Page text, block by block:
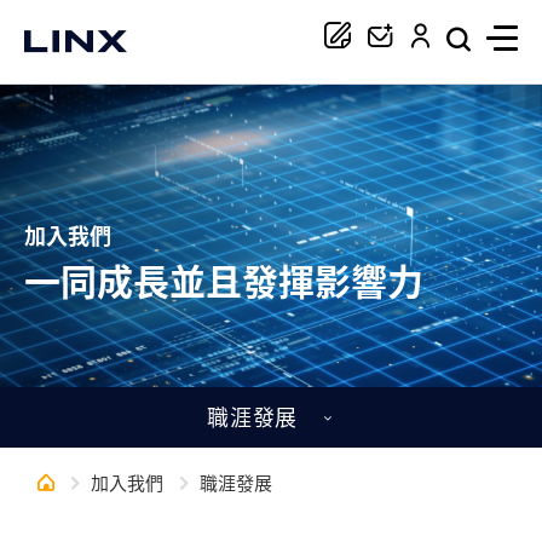
你正在尋找協助嗎？
搜尋
加入我們
一同成長並且發揮影響力
職涯發展
加入我們 職涯發展